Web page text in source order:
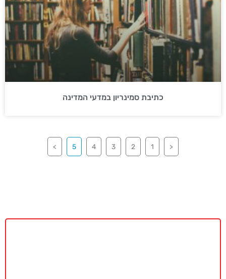
כתיבת סמינריון במדעי המדינה
<
1
2
3
4
5
>